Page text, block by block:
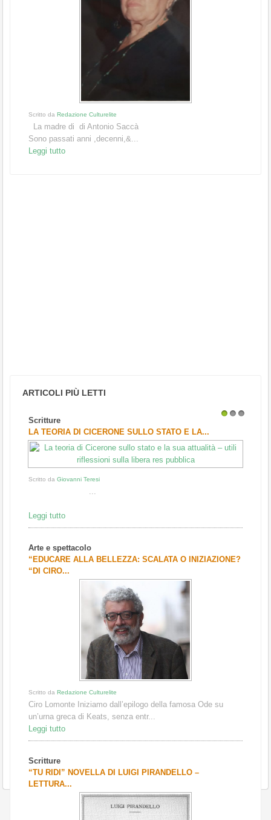
Scritto da Redazione Culturelite
La madre di di Antonio Saccà
Sono passati anni ,decenni,&...
Leggi tutto
ARTICOLI PIÙ LETTI
Scritture
LA TEORIA DI CICERONE SULLO STATO E LA...
Scritto da Giovanni Teresi
...
Leggi tutto
Arte e spettacolo
“EDUCARE ALLA BELLEZZA: SCALATA O INIZIAZIONE?
“DI CIRO...
Scritto da Redazione Culturelite
Ciro Lomonte Iniziamo dall’epilogo della famosa Ode su
un’urna greca di Keats, senza entr...
Leggi tutto
Scritture
“TU RIDI” NOVELLA DI LUIGI PIRANDELLO –
LETTURA...